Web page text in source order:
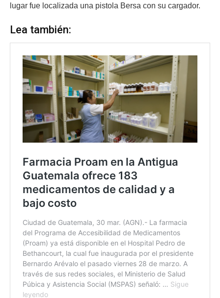
lugar fue localizada una pistola Bersa con su cargador.
Lea también: